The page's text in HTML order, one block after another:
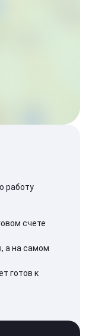
работу
счете
а на самом
готов к